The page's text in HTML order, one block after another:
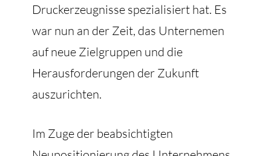
Druckerzeugnisse spezialisiert hat. Es
war nun an der Zeit, das Unternemen
auf neue Zielgruppen und die
Herausforderungen der Zukunft
auszurichten.
Im Zuge der beabsichtigten